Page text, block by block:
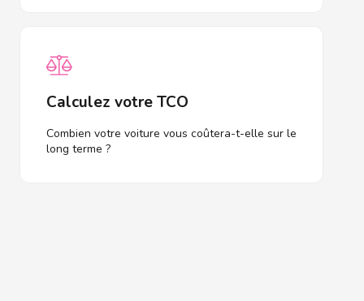
Calculez votre TCO
Combien votre voiture vous coûtera-t-elle sur le
long terme ?